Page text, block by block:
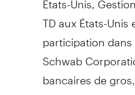
TD aux États-Unis
participation
Schwab
bancaires de